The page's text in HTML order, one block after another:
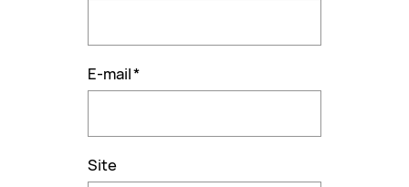
E-mail*
Site